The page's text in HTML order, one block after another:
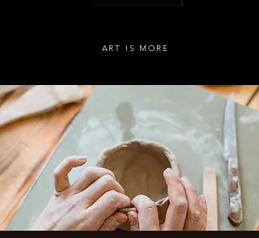
ART IS MORE